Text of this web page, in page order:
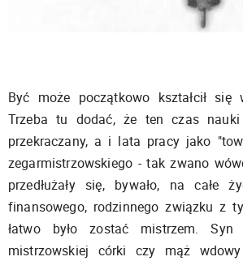
Być może początkowo kształcił się
Trzeba tu dodać, że ten czas nauki
przekraczany, a i lata pracy jako
zegarmistrzowskiego - tak zwano
przedłużały się, bywało, na całe
finansowego, rodzinnego związku z
łatwo było zostać mistrzem. Syn
mistrzowskiej córki czy mąż